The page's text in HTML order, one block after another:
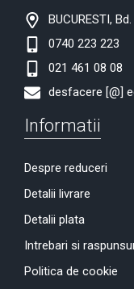
BUCURESTI,
0740 223 223
021 461 08 08
desfacere [@]
Informatii
Despre reduceri
Detalii livrare
Detalii plata
Intrebari si
Politica de cookie